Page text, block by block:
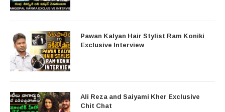
Pawan Kalyan Hair Stylist Ram Koniki
Exclusive Interview
Ali Reza and Saiyami Kher Exclusive
Chit Chat